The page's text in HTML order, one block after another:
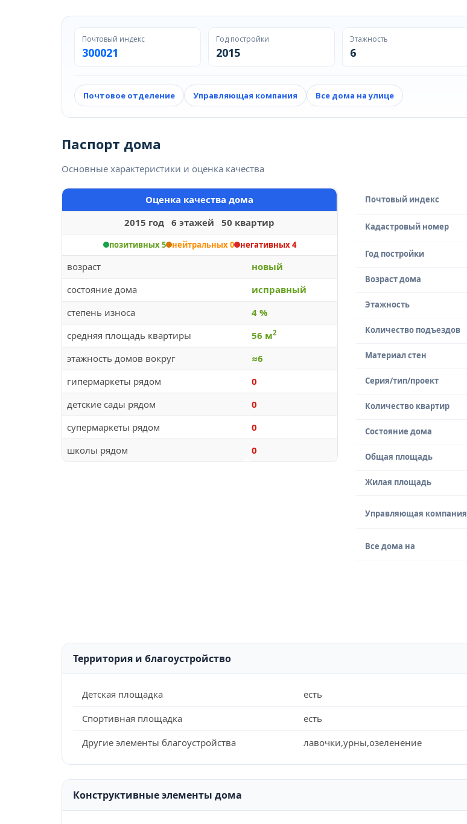
Почтовый индекс
300021
Год постройки
2015
Этажность
6
Почтовое отделение Управляющая компания Все дома на улице
Паспорт дома
Основные характеристики и оценка качества
Оценка качества дома
2015 год 6 этажей 50 квартир
позитивных 5 нейтральных 0 негативных 4
возраст
новый
состояние дома
исправный
степень износа
4 %
средняя площадь квартиры
56 м2
этажность домов вокруг
≈6
гипермаркеты рядом
0
детские сады рядом
0
супермаркеты рядом
0
школы рядом
0
Почтовый индекс
Кадастровый номер
Год постройки
Возраст дома
Этажность
Количество подъездов
Материал стен
Серия/тип/проект
Количество квартир
Состояние дома
Общая площадь
Жилая площадь
Управляющая компания
Все дома на
Территория и благоустройство
Детская площадка
есть
Спортивная площадка
есть
Другие элементы благоустройства
лавочки,урны,озеленение
Конструктивные элементы дома